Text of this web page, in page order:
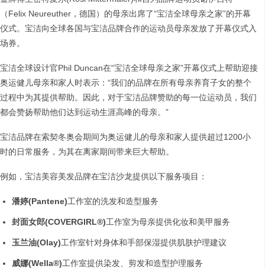
（Felix Neureuther，德国）的母亲出席了“宝洁全球母亲之家”的开幕
仪式。宝洁向全球各国与宝洁品牌合作的运动员母亲发放了开幕仪式入
场券。
宝洁全球设计官Phil Duncan在“宝洁全球母亲之家”开幕仪式上帮助迎接
奥运健儿母亲和家人时表示：“我们的品牌在所有母亲养育子女的整个
过程中为其提供帮助。因此，对于宝洁品牌赞助的每一位运动员，我们
都会赞扬帮助他们达到运动生涯高峰的母亲。”
宝洁品牌在索契冬奥会期间为奥运健儿的母亲和家人提供超过1200小
时的日常服务，为其在离家期间带来巨大帮助。
例如，宝洁美容美发品牌在宝洁沙龙提供以下服务项目：
潘婷(Pantene)工作室的洗发和造型服务
封面女郎(COVERGIRL®)工作室为母亲提供化妆和美甲服务
玉兰油(Olay)工作室针对身体和手部保湿提供肌肤护理建议
威娜(Wella®)工作室提供染发、剪发和造型护理服务